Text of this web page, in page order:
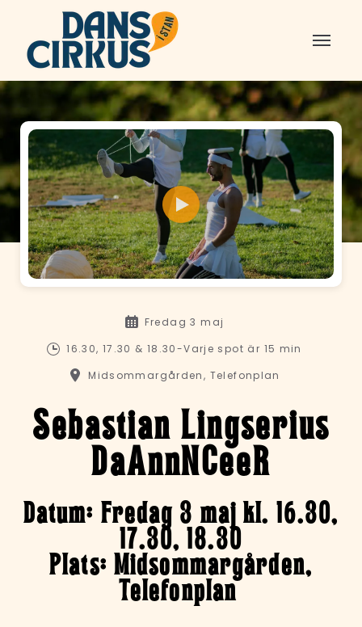
Fredag 3 maj
16.30, 17.30 & 18.30-Varje spot är 15 min
Midsommargården, Telefonplan
Sebastian Lingserius
DaAnnNCeeR
Datum: Fredag 3 maj kl. 16.30,
17.30, 18.30
Plats: Midsommargården,
Telefonplan